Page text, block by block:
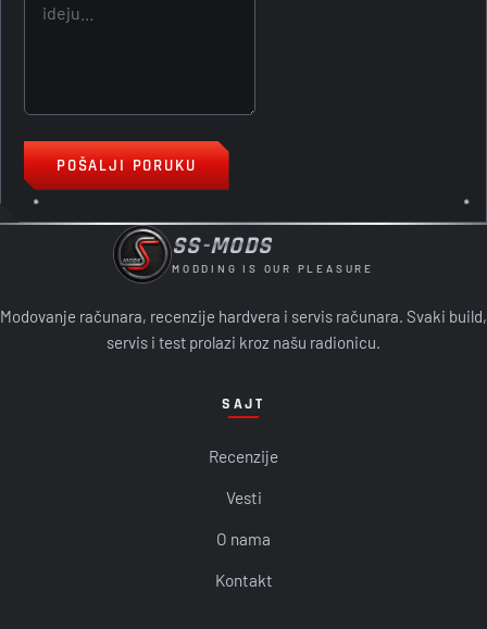
POŠALJI PORUKU
SS-MODS
MODDING IS OUR PLEASURE
Modovanje računara, recenzije hardvera i servis računara. Svaki build,
servis i test prolazi kroz našu radionicu.
SAJT
Recenzije
Vesti
O nama
Kontakt